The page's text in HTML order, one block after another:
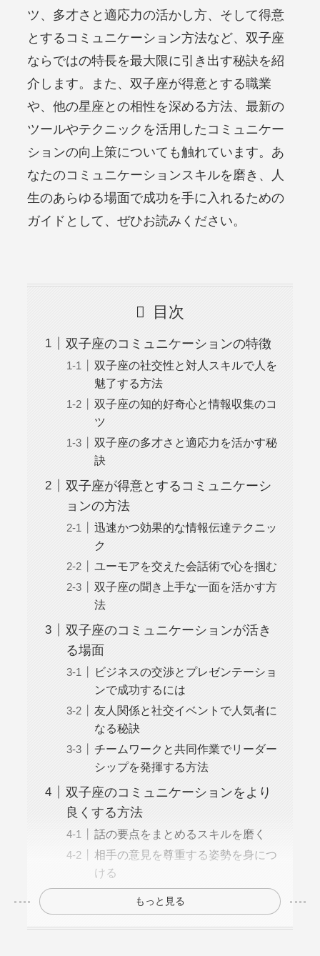
ツ、多才さと適応力の活かし方、そして得意
とするコミュニケーション方法など、双子座
ならではの特長を最大限に引き出す秘訣を紹
介します。また、双子座が得意とする職業
や、他の星座との相性を深める方法、最新の
ツールやテクニックを活用したコミュニケー
ションの向上策についても触れています。あ
なたのコミュニケーションスキルを磨き、人
生のあらゆる場面で成功を手に入れるための
ガイドとして、ぜひお読みください。
目次
双子座のコミュニケーションの特徴
双子座の社交性と対人スキルで人を
魅了する方法
双子座の知的好奇心と情報収集のコ
ツ
双子座の多才さと適応力を活かす秘
訣
双子座が得意とするコミュニケーシ
ョンの方法
迅速かつ効果的な情報伝達テクニッ
ク
ユーモアを交えた会話術で心を掴む
双子座の聞き上手な一面を活かす方
法
双子座のコミュニケーションが活き
る場面
ビジネスの交渉とプレゼンテーショ
ンで成功するには
友人関係と社交イベントで人気者に
なる秘訣
チームワークと共同作業でリーダー
シップを発揮する方法
双子座のコミュニケーションをより
良くする方法
話の要点をまとめるスキルを磨く
相手の意見を尊重する姿勢を身につ
ける
もっと見る